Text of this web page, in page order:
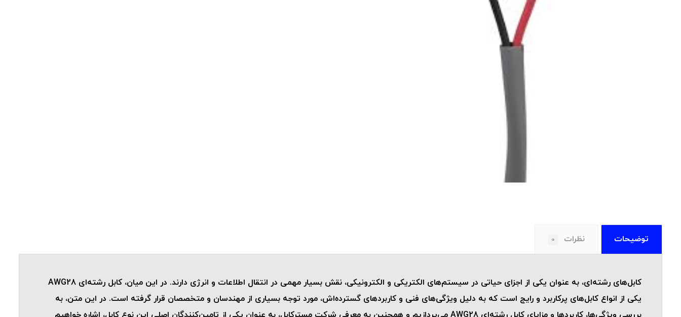
توضیحات نظرات 0
کابل‌های رشته‌ای، به عنوان یکی از اجزای حیاتی در سیستم‌های الکتریکی و الکترونیکی، نقش بسیار مهمی در انتقال اطلاعات و انرژی دارند. در این میان، کابل رشته‌ای AWG28
یکی از انواع کابل‌های پرکاربرد و رایج است که به دلیل ویژگی‌های فنی و کاربردهای گسترده‌اش، مورد توجه بسیاری از مهندسان و متخصصان قرار گرفته است. در این متن، به